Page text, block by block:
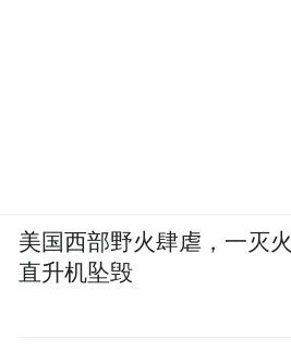
美国西部野火肆虐，一灭火
直升机坠毁